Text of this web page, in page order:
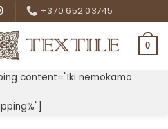
+370 652 03745
0
content="Iki nemokamo